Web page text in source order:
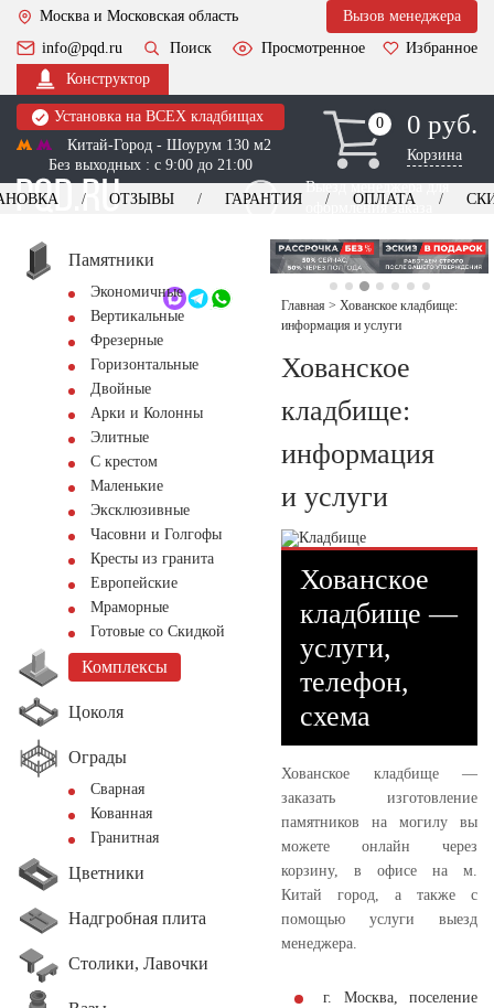
Москва и Московская область
Вызов менеджера
info@pqd.ru
Поиск Просмотренное
Избранное
Конструктор
Установка на ВСЕХ кладбищах
Китай-Город - Шоурум 130 м2
Без выходных : с 9:00 до 21:00
0
0 0 руб.
Корзина
Выезд менеджера для
оформления заказа
+7 (495) 518-44-23
Обратный звонок
ОТЗЫВЫ ГАРАНТИЯ ОПЛАТА
Памятники
Экономичные
Вертикальные
Фрезерные
Горизонтальные
Двойные
Арки и Колонны
Элитные
С крестом
Маленькие
Эксклюзивные
Часовни и Голгофы
Кресты из гранита
Европейские
Мраморные
Готовые со Скидкой
Комплексы
Цоколя
Ограды
Сварная
Кованная
Гранитная
Цветники
Надгробная плита
Столики, Лавочки
Главная > Хованское кладбище:
информация и услуги
Хованское
кладбище:
информация
и услуги
Хованское
кладбище —
услуги,
телефон,
схема
Хованское кладбище —
заказать изготовление
памятников на могилу вы
можете онлайн через
корзину, в офисе на м.
Китай город, а также с
помощью услуги выезд
менеджера.
г. Москва, поселение